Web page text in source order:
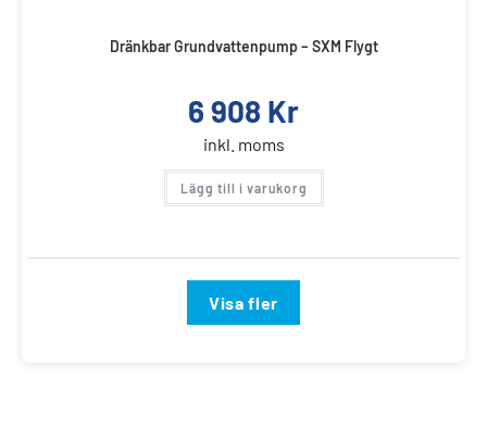
Dränkbar Grundvattenpump – SXM Flygt
6 908 Kr
inkl. moms
Lägg till i varukorg
Visa fler